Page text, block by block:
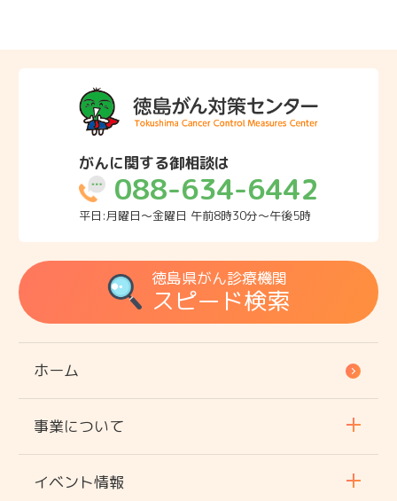
がんに関する御相談は
088-634-6442
平日:月曜日～金曜日 午前8時30分～午後5時
徳島県がん診療機関
スピード検索
ホーム
事業について
イベント情報